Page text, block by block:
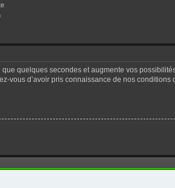
quelques secondes et augmente vos
vous d’avoir pris connaissance de nos